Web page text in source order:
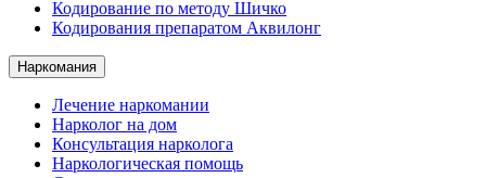
Кодирование по методу Шичко
Кодирования препаратом Аквилонг
Наркомания
Лечение наркомании
Нарколог на дом
Консультация нарколога
Наркологическая помощь